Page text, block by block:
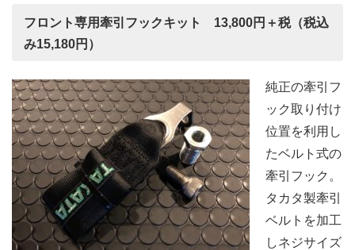
フロント専用牽引フックキット 13,800円＋税（税込
み15,180円）
純正の牽引フ
ック取り付け
位置を利用し
たベルト式の
牽引フック。
タカタ製牽引
ベルトを加工
しネジサイズ